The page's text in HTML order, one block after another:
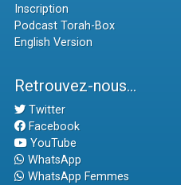
Inscription
Podcast Torah-Box
English Version
Retrouvez-nous...
Twitter
Facebook
YouTube
WhatsApp
WhatsApp Femmes